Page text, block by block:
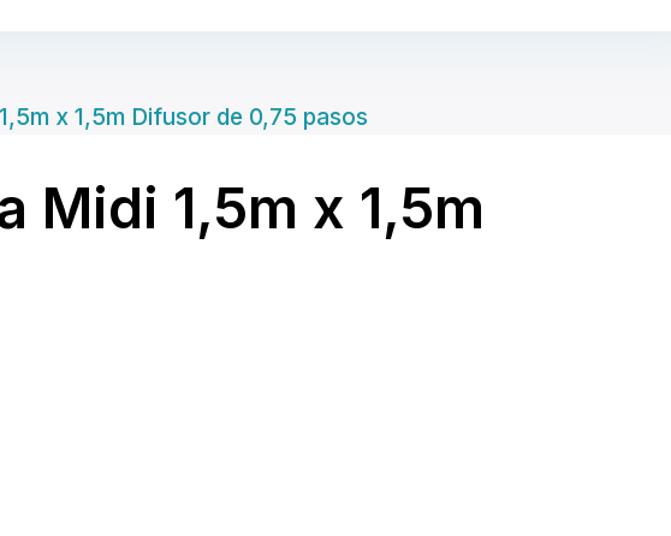
x 1,5m Difusor de 0,75 pasos
Midi 1,5m x 1,5m